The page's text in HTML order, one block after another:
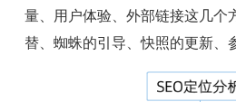
量、用户体验、外部链接这几个
替、蜘蛛的引导、快照的更新、